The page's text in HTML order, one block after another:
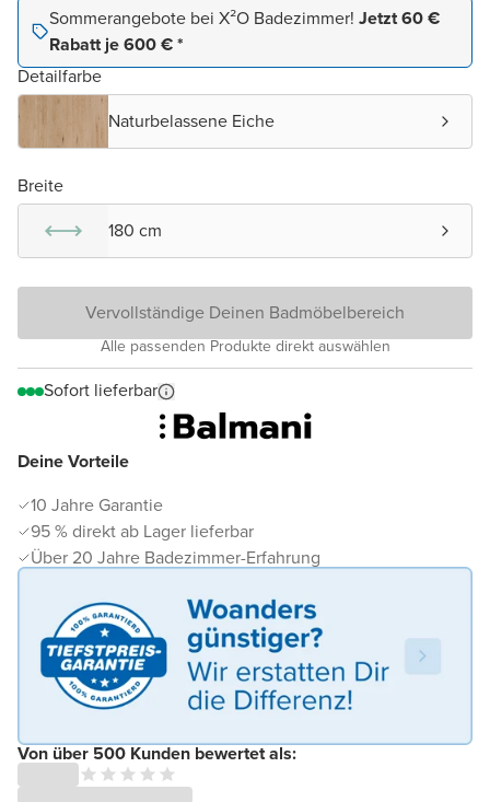
Deine Vorteile
10 Jahre Garantie
95 % direkt ab Lager lieferbar
Über 20 Jahre Badezimmer-Erfahrung
Von über 500 Kunden bewertet als:
Sommerangebote bei X²O Badezimmer! Jetzt 60 €
Rabatt je 600 € *
Detailfarbe
Naturbelassene Eiche
Breite
180 cm
Vervollständige Deinen Badmöbelbereich
Alle passenden Produkte direkt auswählen
Sofort lieferbar